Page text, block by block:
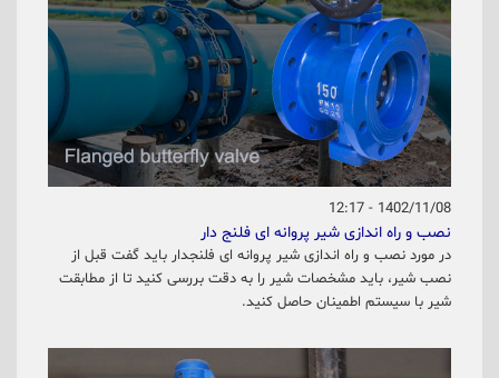
1402/11/08 - 12:17
نصب و راه اندازی شیر پروانه ای فلنج دار
در مورد نصب و راه اندازی شیر پروانه ای فلنجدار باید گفت قبل از
نصب شیر، باید مشخصات شیر را به دقت بررسی کنید تا از مطابقت
شیر با سیستم اطمینان حاصل کنید.